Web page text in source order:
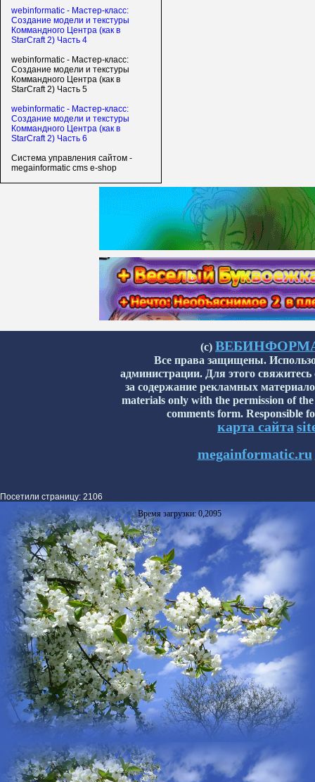
webinformatic - Мастер-класс:
Создание модели и текстуры
Коммандного Центра (как в
StarCraft 2) Часть 4
webinformatic - Мастер-класс:
Создание модели и текстуры
Коммандного Центра (как в
StarCraft 2) Часть 5
webinformatic - Мастер-класс:
Создание модели и текстуры
Коммандного Центра (как в
StarCraft 2) Часть 6
Система управления сайтом -
megainformatic cms e-shop
(с)
Все права защищены.
администрации. Для этого
за содержание рекламных
materials only with the permission of
comments form. Responsible
карта сайта
megainformatic.ru
Посетили страницу: 2106
Время загрузки: 0,2095